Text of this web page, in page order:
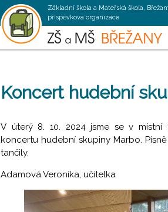
Základní škola a Mateřská škola,
příspěvková organizace
Koncert hudební
V úterý 8. 10. 2024 jsme se v
koncertu hudební skupiny Marbo.
tančily.
Adamová Veronika, učitelka